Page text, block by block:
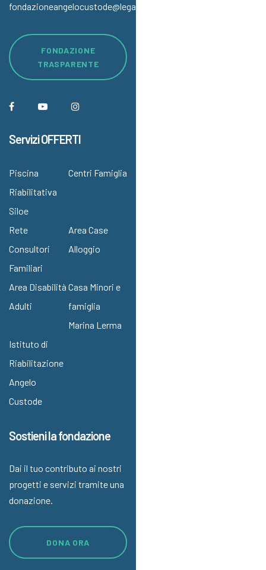
fondazioneangelocustode@legalmail.it
FONDAZIONE
TRASPARENTE
Servizi OFFERTI
Piscina
Riabilitativa
Siloe
Centri Famiglia
Rete
Consultori
Familiari
Area Case
Alloggio
Area Disabilità
Adulti
Casa Minori e
famiglia
Marina Lerma
Istituto di
Riabilitazione
Angelo
Custode
Sostieni la fondazione
Dai il tuo contributo ai nostri
progetti e servizi tramite una
donazione.
DONA ORA